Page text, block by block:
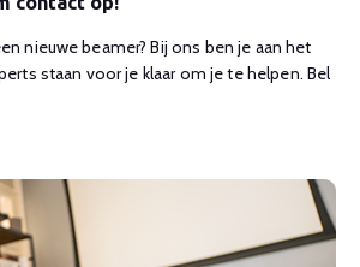
nieuwe beamer? Bij ons ben je aan het
staan voor je klaar om je te helpen. Bel